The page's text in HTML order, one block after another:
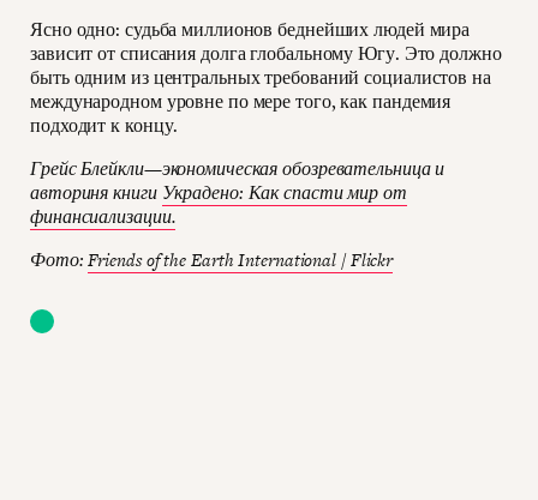
Ясно одно: судьба миллионов беднейших людей мира
зависит от списания долга глобальному Югу. Это должно
быть одним из центральных требований социалистов на
международном уровне по мере того, как пандемия
подходит к концу.
Грейс Блейкли—экономическая обозревательница и
авториня книги Украдено: Как спасти мир от
финансиализации.
Фото:Friends of the Earth International / Flickr